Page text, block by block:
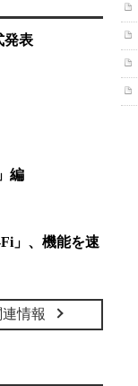
発表
編
」、機能を速
情報